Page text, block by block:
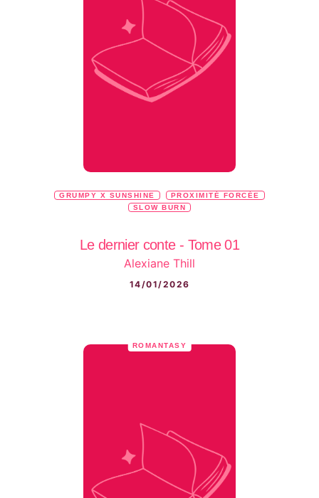
GRUMPY X SUNSHINE
PROXIMITÉ FORCÉE
SLOW BURN
Le dernier conte - Tome 01
Alexiane Thill
14/01/2026
ROMANTASY